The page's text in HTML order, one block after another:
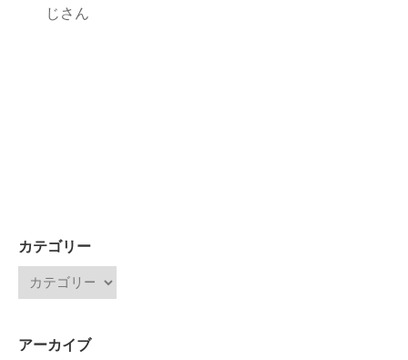
じさん
カテゴリー
アーカイブ